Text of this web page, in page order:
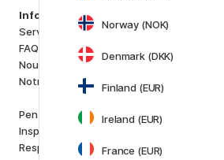
Information
Service client
FAQ
Nous connaître
Notre boutique
Pen Store Plus
Inspiration et guides
Responsabilité Sociale
Norway (NOK)
Denmark (DKK)
Finland (EUR)
Ireland (EUR)
France (EUR)